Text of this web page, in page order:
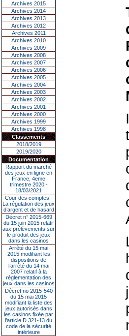
Archives 2015
Archives 2014
Archives 2013
Archives 2012
Archives 2011
Archives 2010
Archives 2009
Archives 2008
Archives 2007
Archives 2006
Archives 2005
Archives 2004
Archives 2003
Archives 2002
Archives 2001
Archives 2000
Archives 1999
Archives 1998
Classements
2018/2019
2019/2020
Documentation
Rapport du marché
des jeux en ligne en
France, 4eme
trimestre 2020 -
18/03/2021
Cour des comptes -
La régulation des jeux
d’argent et de hasard
Décret n° 2015-669
du 15 juin 2015 relatif
aux prélèvements sur
le produit des jeux
dans les casinos
Arrêté du 15 mai
2015 modifiant les
dispositions de
l’arrêté du 14 mai
2007 relatif à la
réglementation des
jeux dans les casinos
Décret no 2015-540
du 15 mai 2015
modifiant la liste des
jeux autorisés dans
les casinos fixée par
l’article D.321-13 du
code de la sécurité
intérieure